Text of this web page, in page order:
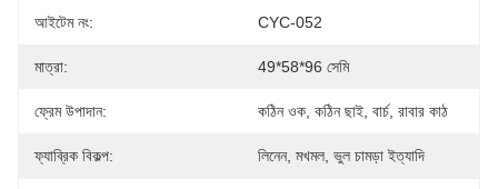
আইটেম নং: CYC-052
মাত্রা: 49*58*96 সেমি
ফ্রেম উপাদান: কঠিন ওক, কঠিন ছাই, বার্চ, রাবার কাঠ
ফ্যাব্রিক বিকল্প: লিনেন, মখমল, ভুল চামড়া ইত্যাদি